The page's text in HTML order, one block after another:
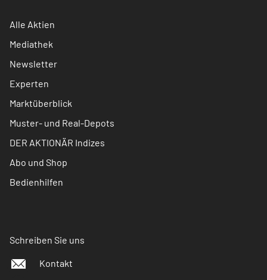
Alle Aktien
Mediathek
Newsletter
Experten
Marktüberblick
Muster- und Real-Depots
DER AKTIONÄR Indizes
Abo und Shop
Bedienhilfen
Schreiben Sie uns
Kontakt